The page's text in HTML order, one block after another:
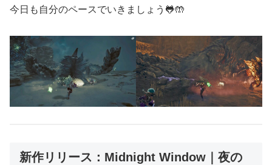
今日も自分のペースでいきましょう🐸🤲
新作リリース：Midnight Window｜夜の